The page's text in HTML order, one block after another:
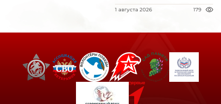
1 августа 2026 179